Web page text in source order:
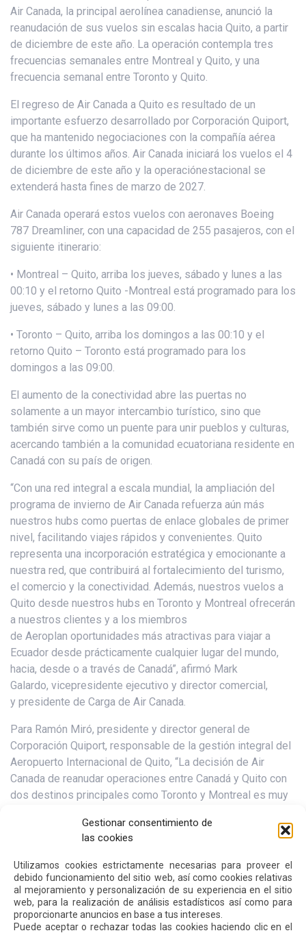
Gestionar consentimiento de
las cookies
Utilizamos cookies estrictamente necesarias para proveer el
debido funcionamiento del sitio web, así como cookies relativas
al mejoramiento y personalización de su experiencia en el sitio
web, para la realización de análisis estadísticos así como para
proporcionarte anuncios en base a tus intereses.
Puede aceptar o rechazar todas las cookies haciendo clic en el
Air Canada, la principal aerolínea canadiense, anunció la
reanudación de sus vuelos sin escalas hacia Quito, a partir
de diciembre de este año. La operación contempla tres
frecuencias semanales entre Montreal y Quito, y una
frecuencia semanal entre Toronto y Quito.
El regreso de Air Canada a Quito es resultado de un
importante esfuerzo desarrollado por Corporación Quiport,
que ha mantenido negociaciones con la compañía aérea
durante los últimos años. Air Canada iniciará los vuelos el 4
de diciembre de este año y la operaciónestacional se
extenderá hasta fines de marzo de 2027.
Air Canada operará estos vuelos con aeronaves Boeing
787 Dreamliner, con una capacidad de 255 pasajeros, con el
siguiente itinerario:
• Montreal – Quito, arriba los jueves, sábado y lunes a las
00:10 y el retorno Quito -Montreal está programado para los
jueves, sábado y lunes a las 09:00.
• Toronto – Quito, arriba los domingos a las 00:10 y el
retorno Quito – Toronto está programado para los
domingos a las 09:00.
El aumento de la conectividad abre las puertas no
solamente a un mayor intercambio turístico, sino que
también sirve como un puente para unir pueblos y culturas,
acercando también a la comunidad ecuatoriana residente en
Canadá con su país de origen.
“Con una red integral a escala mundial, la ampliación del
programa de invierno de Air Canada refuerza aún más
nuestros hubs como puertas de enlace globales de primer
nivel, facilitando viajes rápidos y convenientes. Quito
representa una incorporación estratégica y emocionante a
nuestra red, que contribuirá al fortalecimiento del turismo,
el comercio y la conectividad. Además, nuestros vuelos a
Quito desde nuestros hubs en Toronto y Montreal ofrecerán
a nuestros clientes y a los miembros
de Aeroplan oportunidades más atractivas para viajar a
Ecuador desde prácticamente cualquier lugar del mundo,
hacia, desde o a través de Canadá”, afirmó Mark
Galardo, vicepresidente ejecutivo y director comercial,
y presidente de Carga de Air Canada.
Para Ramón Miró, presidente y director general de
Corporación Quiport, responsable de la gestión integral del
Aeropuerto Internacional de Quito, “La decisión de Air
Canada de reanudar operaciones entre Canadá y Quito con
dos destinos principales como Toronto y Montreal es muy
mucho potencialpara el turismo y los negocios. Con estas
rutas estamos incrementando la red de destinos sin
escalas desde Quito, reforzando nuestra posición como la
principal puerta de entrada al Ecuador y como la ciudad
mejor conectada del país”.